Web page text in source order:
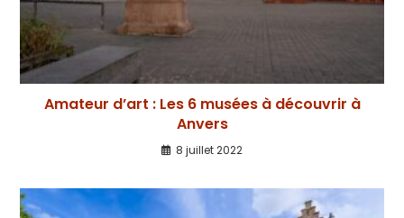
Amateur d’art : Les 6 musées à découvrir à
Anvers
8 juillet 2022